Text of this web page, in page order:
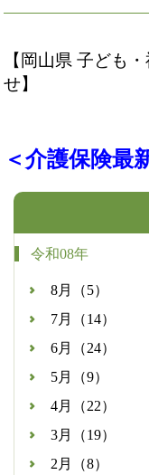
【岡山県 子ども
せ】
＜介護保険最
令和08年
8月（5）
7月（14）
6月（24）
5月（9）
4月（22）
3月（19）
2月（8）